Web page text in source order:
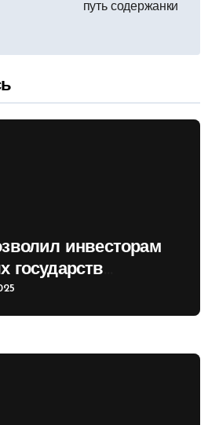
путь содержанки
инвесторам
государств